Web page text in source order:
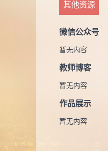
其他资源
微信公众号
暂无内容
教师博客
暂无内容
作品展示
暂无内容